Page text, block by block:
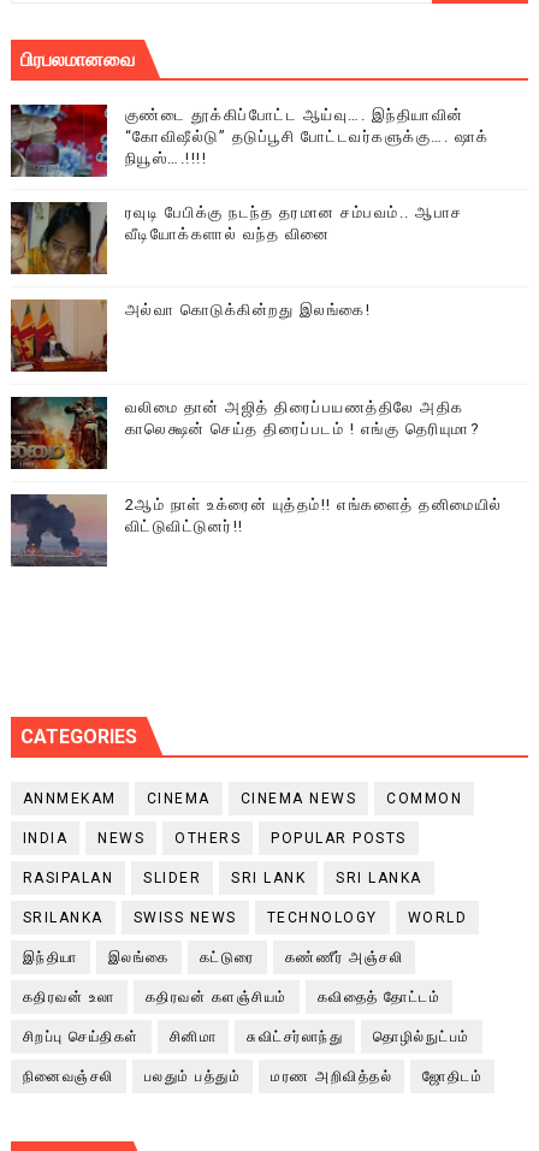
பிரபலமானவை
குண்டை தூக்கிப்போட்ட ஆய்வு…. இந்தியாவின்
“கோவிஷீல்டு” தடுப்பூசி போட்டவர்களுக்கு…. ஷாக்
நியூஸ்….!!!!
ரவுடி பேபிக்கு நடந்த தரமான சம்பவம்.. ஆபாச
வீடியோக்களால் வந்த வினை
அல்வா கொடுக்கின்றது இலங்கை!
வலிமை தான் அஜித் திரைப்பயணத்திலே அதிக
காலெக்ஷன் செய்த திரைப்படம் ! எங்கு தெரியுமா?
2ஆம் நாள் உக்ரைன் யுத்தம்!! எங்களைத் தனிமையில்
விட்டுவிட்டுனர்!!
CATEGORIES
ANNMEKAM CINEMA CINEMA NEWS COMMON
INDIA NEWS OTHERS POPULAR POSTS
RASIPALAN SLIDER SRI LANK SRI LANKA
SRILANKA SWISS NEWS TECHNOLOGY WORLD
இந்தியா இலங்கை கட்டுரை கண்ணீர் அஞ்சலி
கதிரவன் உலா கதிரவன் களஞ்சியம் கவிதைத் தோட்டம்
சிறப்பு செய்திகள் சினிமா சுவிட்சர்லாந்து தொழில்நுட்பம்
நினைவஞ்சலி பலதும் பத்தும் மரண அறிவித்தல் ஜோதிடம்